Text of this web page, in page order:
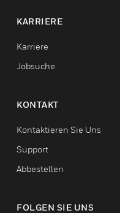
KARRIERE
Karriere
Jobsuche
KONTAKT
Kontaktieren Sie Uns
Support
Abbestellen
FOLGEN SIE UNS